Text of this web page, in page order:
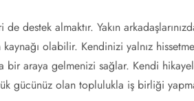
destek almaktır. Yakın
olabilir. Kendinizi yalnız
bir araya gelmenizi sağlar. Kendi
gücünüz olan toplulukla iş birliği